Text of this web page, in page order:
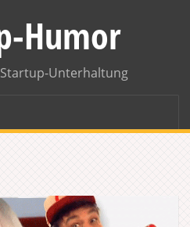
Humor
Unterhaltung